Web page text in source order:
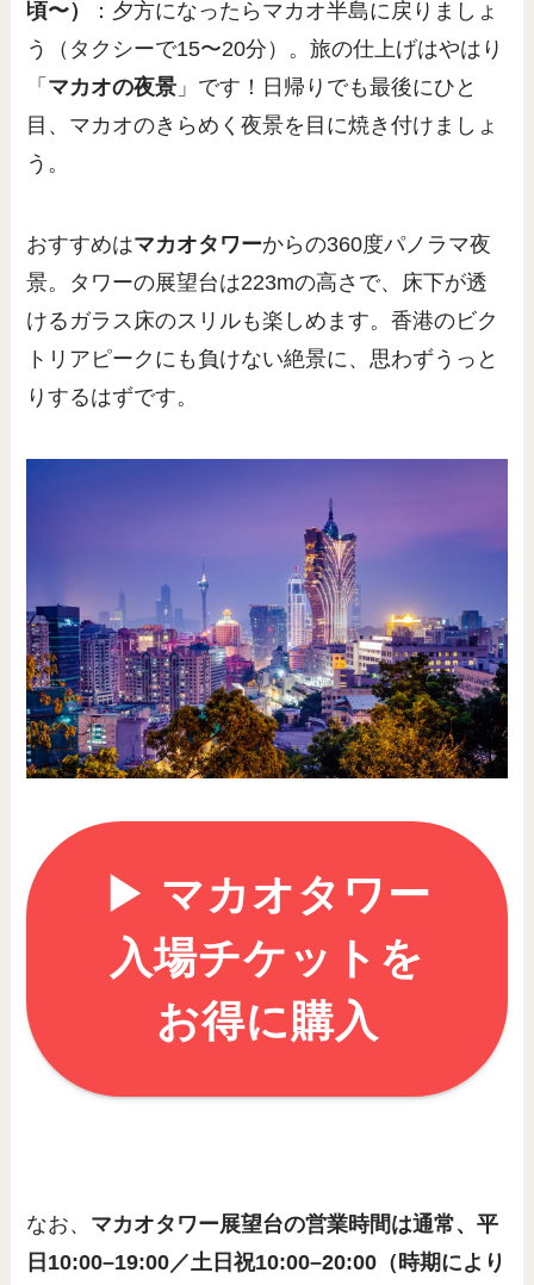
頃〜）
：夕方になったらマカオ半島に戻りましょ
う（タクシーで15〜20分）。旅の仕上げはやはり
「 マカオの夜景 」です！日帰りでも最後にひと
目、マカオのきらめく夜景を目に焼き付けましょ
う。
おすすめはマカオタワーからの360度パノラマ夜
景。タワーの展望台は223mの高さで、床下が透
けるガラス床のスリルも楽しめます。香港のビク
トリアピークにも負けない絶景に、思わずうっと
りするはずです。
▶︎ マカオタワー
入場チケットを
お得に購入
なお、 マカオタワー展望台の営業時間は通常、平
日10:00–19:00／土日祝10:00–20:00（時期により